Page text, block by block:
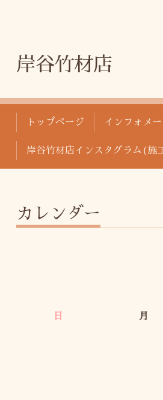
岸谷竹材店
トップページ インフォメ
岸谷竹材店インスタグラム(施
カレンダー
日 月